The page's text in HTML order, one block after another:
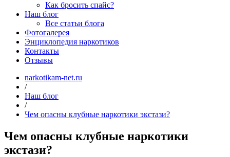
Как бросить спайс?
Наш блог
Все статьи блога
Фотогалерея
Энциклопедия наркотиков
Контакты
Отзывы
narkotikam-net.ru
/
Наш блог
/
Чем опасны клубные наркотики экстази?
Чем опасны клубные наркотики
экстази?